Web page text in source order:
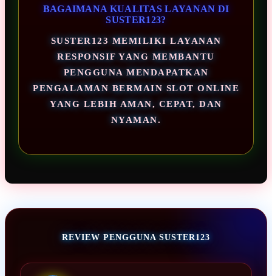
BAGAIMANA KUALITAS LAYANAN DI
SUSTER123?
SUSTER123 MEMILIKI LAYANAN
RESPONSIF YANG MEMBANTU
PENGGUNA MENDAPATKAN
PENGALAMAN BERMAIN SLOT ONLINE
YANG LEBIH AMAN, CEPAT, DAN
NYAMAN.
REVIEW PENGGUNA SUSTER123